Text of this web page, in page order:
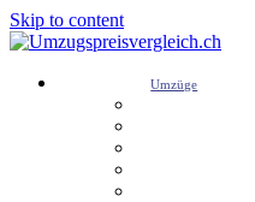
Skip to content
Umzüge